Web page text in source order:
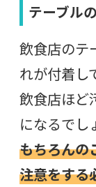
テーブル
飲食店のテ
れが付着し
飲食店ほど
になるでし
もちろんの
注意をする